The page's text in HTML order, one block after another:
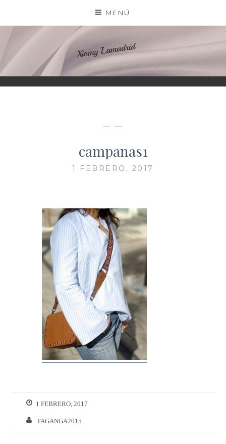
contenido
MENÚ
XIOMY LAMADRID
— —
campanas1
1 FEBRERO, 2017
1 FEBRERO, 2017
TAGANGA2015